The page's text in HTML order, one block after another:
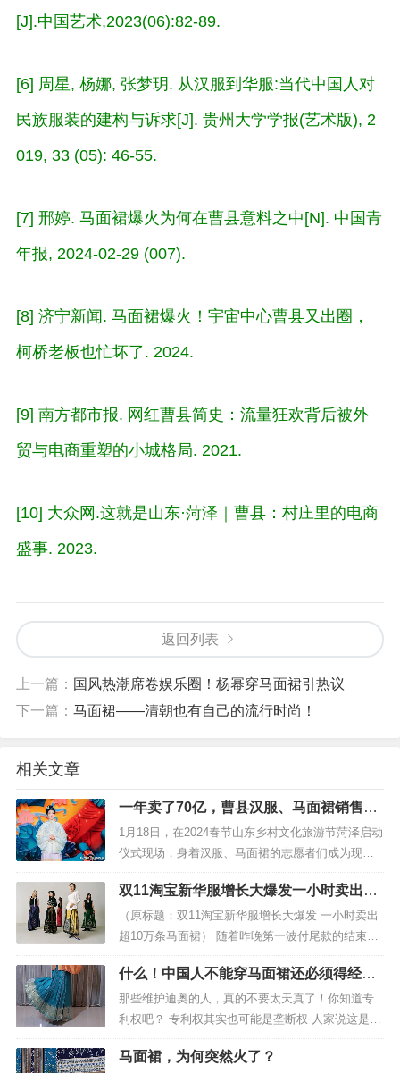
[J].中国艺术,2023(06):82-89.
[6] 周星, 杨娜, 张梦玥. 从汉服到华服:当代中国人对
民族服装的建构与诉求[J]. 贵州大学学报(艺术版), 2
019, 33 (05): 46-55.
[7] 邢婷. 马面裙爆火为何在曹县意料之中[N]. 中国青
年报, 2024-02-29 (007).
[8] 济宁新闻. 马面裙爆火！宇宙中心曹县又出圈，
柯桥老板也忙坏了. 2024.
[9] 南方都市报. 网红曹县简史：流量狂欢背后被外
贸与电商重塑的小城格局. 2021.
[10] 大众网.这就是山东·菏泽｜曹县：村庄里的电商
盛事. 2023.
返回列表
上一篇： 国风热潮席卷娱乐圈！杨幂穿马面裙引热议
下一篇： 马面裙——清朝也有自己的流行时尚！
相关文章
一年卖了70亿，曹县汉服、马面裙销售火
爆供不应求
1月18日，在2024春节山东乡村文化旅游节菏泽启动
仪式现场，身着汉服、马面裙的志愿者们成为现场
最靓丽的风景线。2023年，曹县汉服火出圈，带动
就业人数达10多万人，销售额达到70亿元。随着春
节临近，...
双11淘宝新华服增长大爆发一小时卖出超
10万条马面裙
（原标题：双11淘宝新华服增长大爆发 一小时卖出
超10万条马面裙） 随着昨晚第一波付尾款的结束，
不少消费者都买到了自己心仪的服饰。今年双11淘
宝服饰在多个不同的维度呈现多样化的增长，...
什么！中国人不能穿马面裙还必须得经过
迪奥韩国人同意？
那些维护迪奥的人，真的不要太天真了！你知道专
利权吧？ 专利权其实也可能是垄断权 人家说这是他
们自己设计创造，然后再利用规则申请专利，只要
这样搞国内汉服小商家，将不能...
马面裙，为何突然火了？